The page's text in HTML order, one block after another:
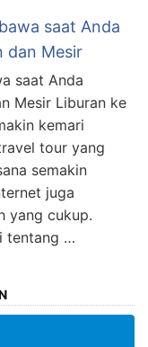
saat Anda
dan Mesir
saat Anda
Mesir Liburan ke
kemari
tour yang
semakin
juga
yang cukup.
tentang …